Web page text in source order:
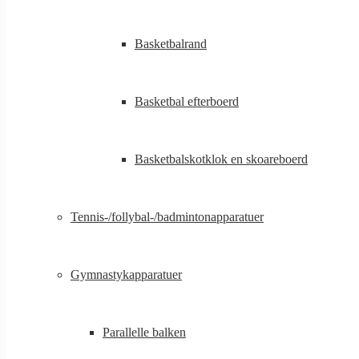
Basketbalrand
Basketbal efterboerd
Basketbalskotklok en skoareboerd
Tennis-/follybal-/badmintonapparatuer
Gymnastykapparatuer
Parallelle balken